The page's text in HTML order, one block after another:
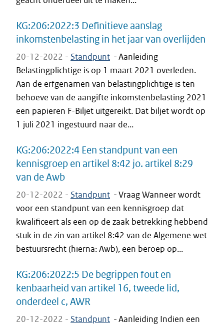
KG:206:2022:3 Definitieve aanslag
inkomstenbelasting in het jaar van overlijden
20-12-2022 - Standpunt -Aanleiding
Belastingplichtige is op 1 maart 2021 overleden.
Aan de erfgenamen van belastingplichtige is ten
behoeve van de aangifte inkomstenbelasting 2021
een papieren F-Biljet uitgereikt. Dat biljet wordt op
1 juli 2021 ingestuurd naar de...
KG:206:2022:4 Een standpunt van een
kennisgroep en artikel 8:42 jo. artikel 8:29
van de Awb
20-12-2022 - Standpunt -Vraag Wanneer wordt
voor een standpunt van een kennisgroep dat
kwalificeert als een op de zaak betrekking hebbend
stuk in de zin van artikel 8:42 van de Algemene wet
bestuursrecht (hierna: Awb), een beroep op...
KG:206:2022:5 De begrippen fout en
kenbaarheid van artikel 16, tweede lid,
onderdeel c, AWR
20-12-2022 - Standpunt -Aanleiding Indien een